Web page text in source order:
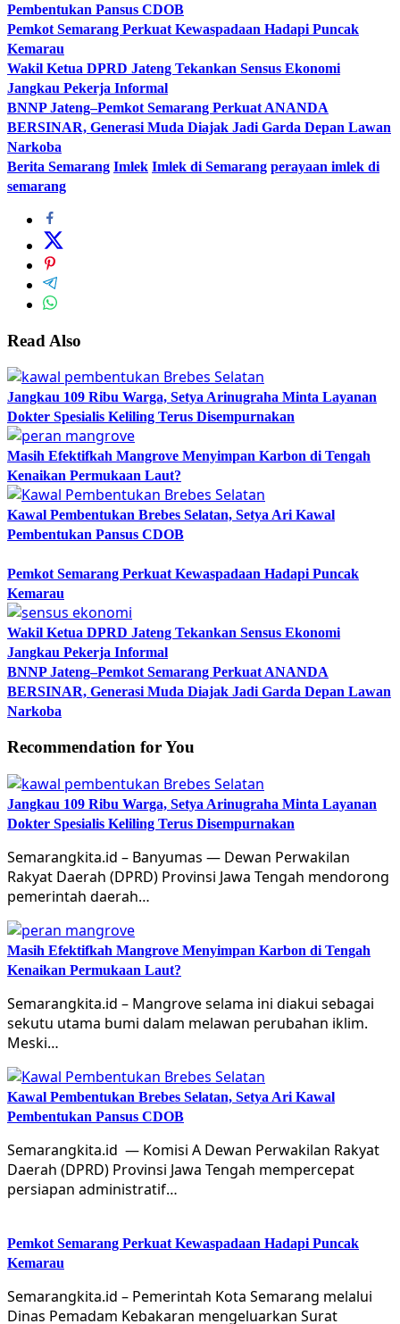
Pembentukan Pansus CDOB
Pemkot Semarang Perkuat Kewaspadaan Hadapi Puncak
Kemarau
Wakil Ketua DPRD Jateng Tekankan Sensus Ekonomi
Jangkau Pekerja Informal
BNNP Jateng–Pemkot Semarang Perkuat ANANDA
BERSINAR, Generasi Muda Diajak Jadi Garda Depan Lawan
Narkoba
Berita Semarang Imlek Imlek di Semarang perayaan imlek di
semarang
Read Also
Jangkau 109 Ribu Warga, Setya Arinugraha Minta Layanan
Dokter Spesialis Keliling Terus Disempurnakan
Masih Efektifkah Mangrove Menyimpan Karbon di Tengah
Kenaikan Permukaan Laut?
Kawal Pembentukan Brebes Selatan, Setya Ari Kawal
Pembentukan Pansus CDOB
Pemkot Semarang Perkuat Kewaspadaan Hadapi Puncak
Kemarau
Wakil Ketua DPRD Jateng Tekankan Sensus Ekonomi
Jangkau Pekerja Informal
BNNP Jateng–Pemkot Semarang Perkuat ANANDA
BERSINAR, Generasi Muda Diajak Jadi Garda Depan Lawan
Narkoba
Recommendation for You
Jangkau 109 Ribu Warga, Setya Arinugraha Minta Layanan
Dokter Spesialis Keliling Terus Disempurnakan
Semarangkita.id – Banyumas — Dewan Perwakilan
Rakyat Daerah (DPRD) Provinsi Jawa Tengah mendorong
pemerintah daerah…
Masih Efektifkah Mangrove Menyimpan Karbon di Tengah
Kenaikan Permukaan Laut?
Semarangkita.id – Mangrove selama ini diakui sebagai
sekutu utama bumi dalam melawan perubahan iklim.
Meski…
Kawal Pembentukan Brebes Selatan, Setya Ari Kawal
Pembentukan Pansus CDOB
Semarangkita.id — Komisi A Dewan Perwakilan Rakyat
Daerah (DPRD) Provinsi Jawa Tengah mempercepat
persiapan administratif…
Pemkot Semarang Perkuat Kewaspadaan Hadapi Puncak
Kemarau
Semarangkita.id – Pemerintah Kota Semarang melalui
Dinas Pemadam Kebakaran mengeluarkan Surat